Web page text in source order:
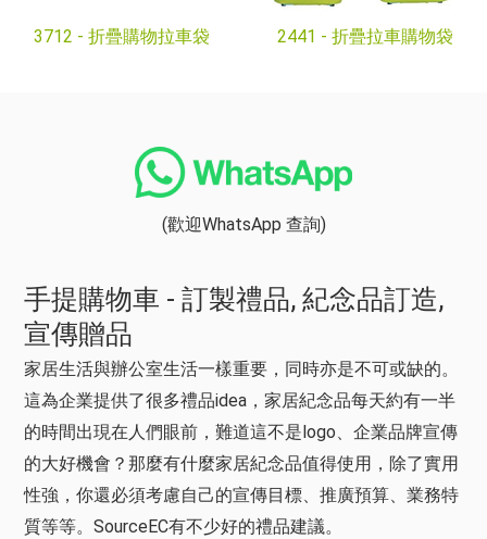
3712 - 折疊購物拉車袋 2441 - 折疊拉車購物袋
(歡迎WhatsApp 查詢)
手提購物車 - 訂製禮品, 紀念品訂造,
宣傳贈品
家居生活與辦公室生活一樣重要，同時亦是不可或缺的。
這為企業提供了很多禮品idea，家居紀念品每天約有一半
的時間出現在人們眼前，難道這不是logo、企業品牌宣傳
的大好機會？那麼有什麼家居紀念品值得使用，除了實用
性強，你還必須考慮自己的宣傳目標、推廣預算、業務特
質等等。SourceEC有不少好的禮品建議。